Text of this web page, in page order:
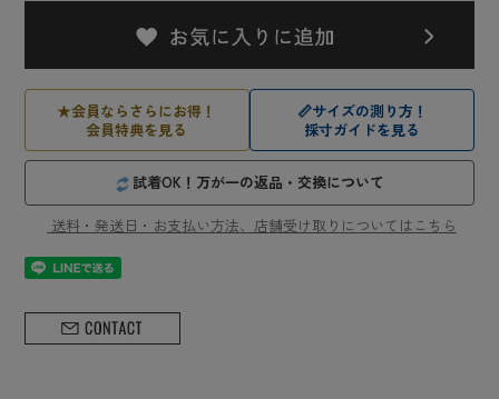
★会員ならさらにお得！
会員特典を見る
📏サイズの測り方！
採寸ガイドを見る
試着OK！万が一の返品・交換について
送料・発送日・お支払い方法、店舗受け取りについてはこちら